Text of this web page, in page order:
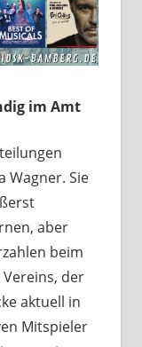
im Amt
Wagner. Sie
aber
beim
der
aktuell in
Mitspieler